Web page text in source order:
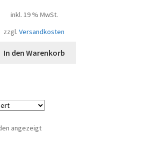
inkl. 19 % MwSt.
zzgl. Versandkosten
In den Warenkorb
angezeigtNach